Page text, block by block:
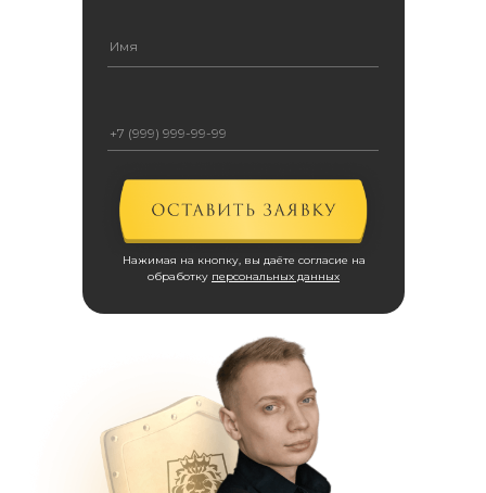
Нажимая на кнопку, вы даёте согласие на
обработку персональных данных